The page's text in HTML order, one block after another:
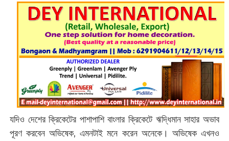
যদিও দেশের ক্রিকেটের পাশাপাশি বাংলার ক্রিকেটে ঋদ্ধিমান সাহার অভাব
পূরণ করবেন অভিষেক, এমনটাই মনে করেন অনেকে। অভিষেক এখনও